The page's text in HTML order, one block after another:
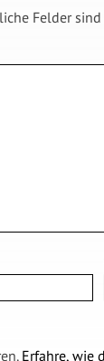
Felder
Erfahre, wie